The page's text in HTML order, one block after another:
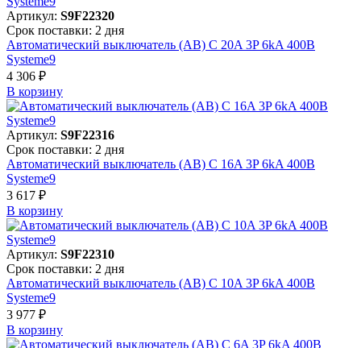
Артикул: S9F22320
Срок поставки: 2 дня
Автоматический выключатель (АВ) C 20A 3P 6kA 400В
Systeme9
4 306 ₽
В корзинy
Артикул: S9F22316
Срок поставки: 2 дня
Автоматический выключатель (АВ) C 16A 3P 6kA 400В
Systeme9
3 617 ₽
В корзинy
Артикул: S9F22310
Срок поставки: 2 дня
Автоматический выключатель (АВ) C 10A 3P 6kA 400В
Systeme9
3 977 ₽
В корзинy